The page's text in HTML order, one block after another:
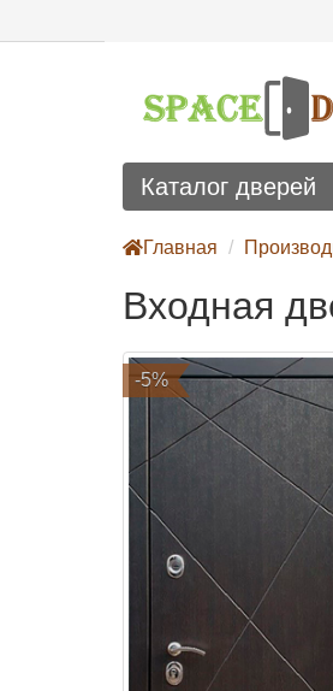
Каталог дверей
Главная
Входная
-5%